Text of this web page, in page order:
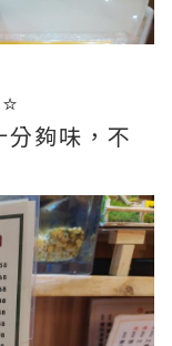
夠味，不